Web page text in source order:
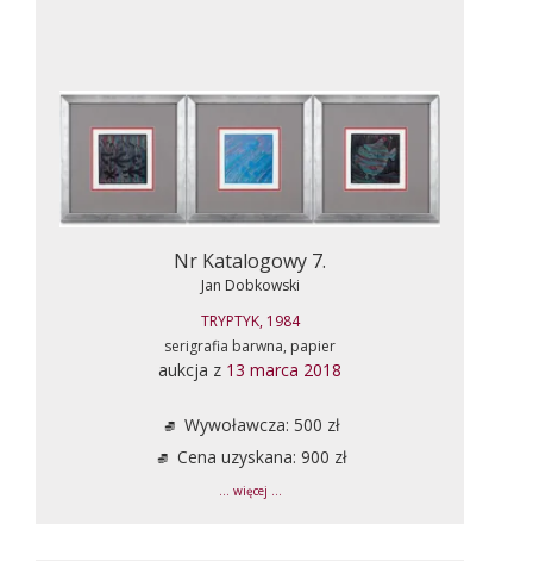
Nr Katalogowy 7.
Jan Dobkowski
TRYPTYK, 1984
serigrafia barwna, papier
aukcja z 13 marca 2018
Wywoławcza: 500 zł
Cena uzyskana: 900 zł
... więcej ...